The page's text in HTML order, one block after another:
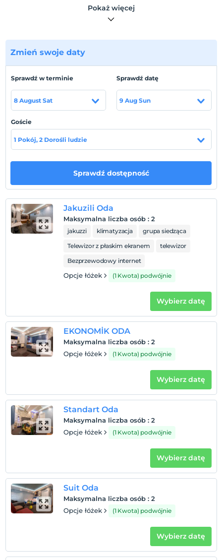
İstanbul’un büyüsünü keşfetmek ve keyifli bir konaklama
için daha fazla beklemeyin.
Lokalizacja
Pokaż na mapie
Zasady hotelu
Zameldować się
Wymeldować się
Przed 12:00
Zwierzęta
Zwierzęta niedozwolone
Niemowlęta do wieku do 2 są bezpłatne.
Nie ma polityki dotyczącej bezpłatnych dzieci
Pokaż więcej
Zmień swoje daty
Sprawdź w terminie
8 August Sat
Sprawdź datę
9 Aug Sun
Goście
1 Pokój, 2 Dorośli ludzie
Sprawdź dostępność
Jakuzili Oda
Maksymalna liczba osób : 2
jakuzzi klimatyzacja
grupa siedząca
Telewizor z płaskim ekranem
telewizor
Bezprzewodowy internet
Opcje łóżek (1 Kwota) podwójnie
Wybierz datę
EKONOMİK ODA
Maksymalna liczba osób : 2
Opcje łóżek
(1 Kwota) podwójnie
Wybierz datę
Standart Oda
Maksymalna liczba osób : 2
Opcje łóżek
(1 Kwota) podwójnie
Wybierz datę
Suit Oda
Maksymalna liczba osób : 2
Opcje łóżek
(1 Kwota) podwójnie
Wybierz datę